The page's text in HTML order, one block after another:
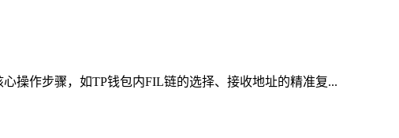
操作步骤，如TP钱包内FIL链的选择、接收地址的精准复...